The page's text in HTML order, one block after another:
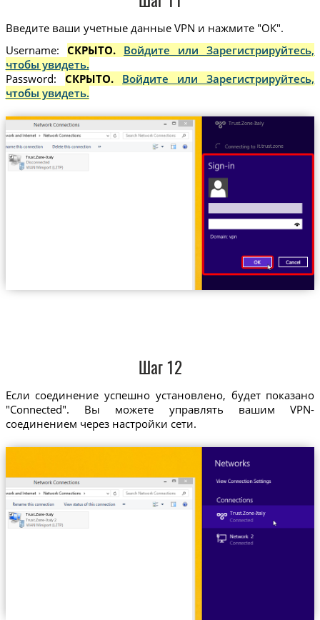
Введите ваши учетные данные VPN и нажмите "ОК".
Username: СКРЫТО. Войдите или Зарегистрируйтесь,
чтобы увидеть.
Password: СКРЫТО. Войдите или Зарегистрируйтесь,
чтобы увидеть.
Trust.Zone-Italy
Trust.Zone-Italy
it.trust.zone
Шаг 12
Если соединение успешно установлено, будет показано
"Connected". Вы можете управлять вашим VPN-
соединением через настройки сети.
Trust.Zone-Italy
Trust.Zone-Italy 2
Trust.Zone-Italy